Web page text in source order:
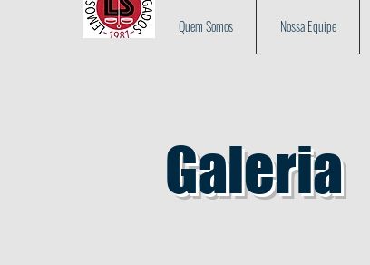
Quem Somos Nossa Equipe
Galeria